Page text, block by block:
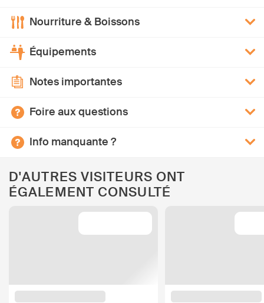
Nourriture & Boissons
Équipements
Notes importantes
Foire aux questions
Info manquante ?
D'AUTRES VISITEURS ONT
ÉGALEMENT CONSULTÉ